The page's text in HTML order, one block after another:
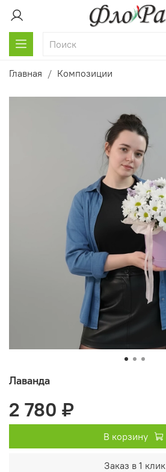
Главная Композиции
Лаванда
2 780 ₽
В корзину
Заказ в 1 клик